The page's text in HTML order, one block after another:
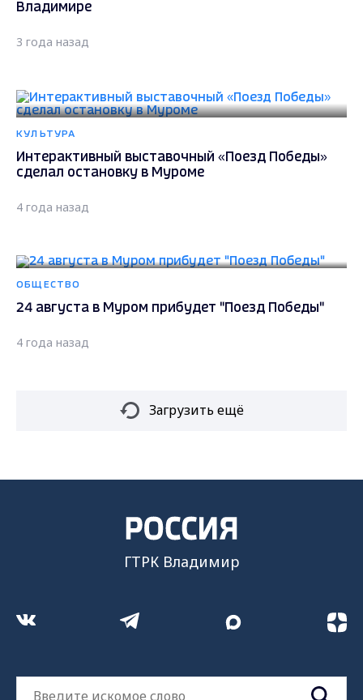
Владимире
3 года назад
КУЛЬТУРА
Интерактивный выставочный «Поезд Победы»
сделал остановку в Муроме
4 года назад
ОБЩЕСТВО
24 августа в Муром прибудет "Поезд Победы"
4 года назад
Загрузить ещё
ГТРК Владимир